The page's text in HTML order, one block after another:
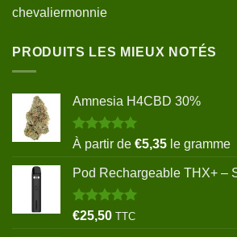
chevaliermonnie
PRODUITS LES MIEUX NOTÉS
Amnesia H4CBD 30%
Note5.00
sur 5
À partir de €5,35 le gramme
Pod Rechargeable THX+ –
Note5.00
€25,50 TTC